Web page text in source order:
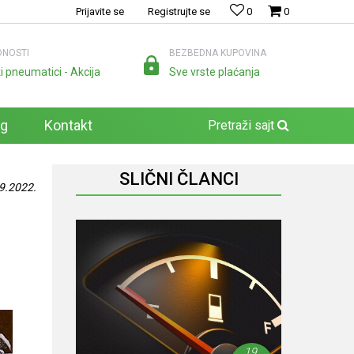
0
0
Prijavite se Registrujte se
pneumatici - Akcija
BEZBEDNA KUPOVINA
Sve vrste plaćanja
Kontakt Pretraži sajt
SLIČNI ČLANCI